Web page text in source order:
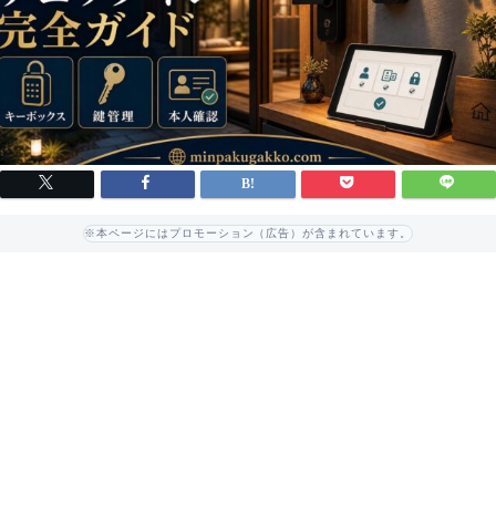
※本ページにはプロモーション（広告）が含まれています。